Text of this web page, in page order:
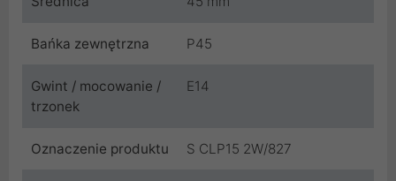
Bańka zewnętrzna P45
Gwint / mocowanie /
trzonek
E14
Oznaczenie produktu S CLP15 2W/827